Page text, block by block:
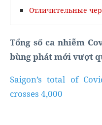
Отличительные
Tổng số ca nhiễm
bùng phát mới vượt
Saigon’s total of
crosses 4,000